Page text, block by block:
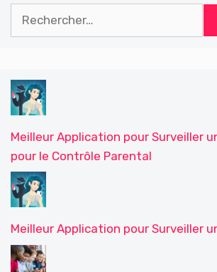
Meilleur Application pour Surveiller
pour le Contrôle Parental
Meilleur Application pour Surveiller